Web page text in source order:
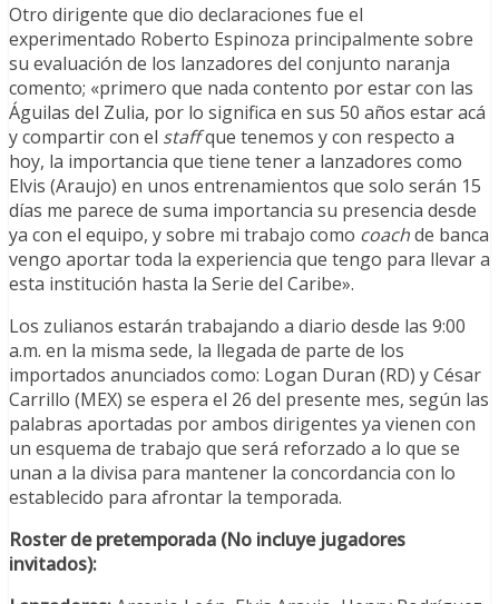
Otro dirigente que dio declaraciones fue el
experimentado Roberto Espinoza principalmente sobre
su evaluación de los lanzadores del conjunto naranja
comento; «primero que nada contento por estar con las
Águilas del Zulia, por lo significa en sus 50 años estar acá
y compartir con el staffque tenemos y con respecto a
hoy, la importancia que tiene tener a lanzadores como
Elvis (Araujo) en unos entrenamientos que solo serán 15
días me parece de suma importancia su presencia desde
ya con el equipo, y sobre mi trabajo como coachde banca
vengo aportar toda la experiencia que tengo para llevar a
esta institución hasta la Serie del Caribe».
Los zulianos estarán trabajando a diario desde las 9:00
a.m. en la misma sede, la llegada de parte de los
importados anunciados como: Logan Duran (RD) y César
Carrillo (MEX) se espera el 26 del presente mes, según las
palabras aportadas por ambos dirigentes ya vienen con
un esquema de trabajo que será reforzado a lo que se
unan a la divisa para mantener la concordancia con lo
establecido para afrontar la temporada.
Roster de pretemporada (No incluye jugadores
invitados):